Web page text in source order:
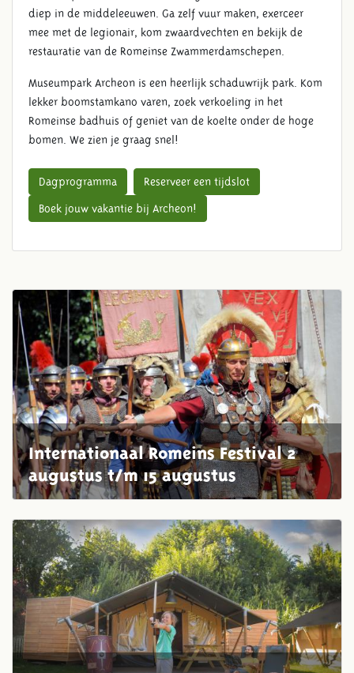
diep in de middeleeuwen. Ga zelf vuur maken, exerceer
mee met de legionair, kom zwaardvechten en bekijk de
restauratie van de Romeinse Zwammerdamschepen.
Museumpark Archeon is een heerlijk schaduwrijk park. Kom
lekker boomstamkano varen, zoek verkoeling in het
Romeinse badhuis of geniet van de koelte onder de hoge
bomen. We zien je graag snel!
Dagprogramma Reserveer een tijdslot
Boek jouw vakantie bij Archeon!
Internationaal Romeins Festival 2
augustus t/m 15 augustus